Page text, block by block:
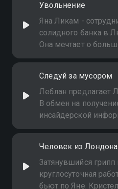
Увольнение
Яна Ликам -
солидного банка в
Она мечтает о
но в один миг ее
непосредственный
Люк Якоби, сын
директоров банка,
увольнения Ликам
Следуй за мусором
Леблан предлагает
В обмен на
инсайдерской
выгоднейшем
строительства
предоставить
махинациях с
нынешнего банка
Человек из Лондона
Затянувшийся грипп
круглосуточная
бьют по Яне.